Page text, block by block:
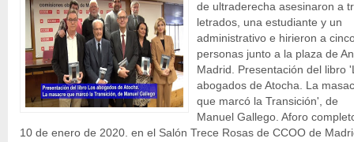
de ultraderecha asesinaron a
letrados, una estudiante y un
administrativo e hirieron a
personas junto a la plaza de
Madrid. Presentación del libro
abogados de Atocha. La
que marcó la Transición', de
Manuel Gallego. Aforo
10 de enero de 2020. en el Salón Trece Rosas de CCOO de